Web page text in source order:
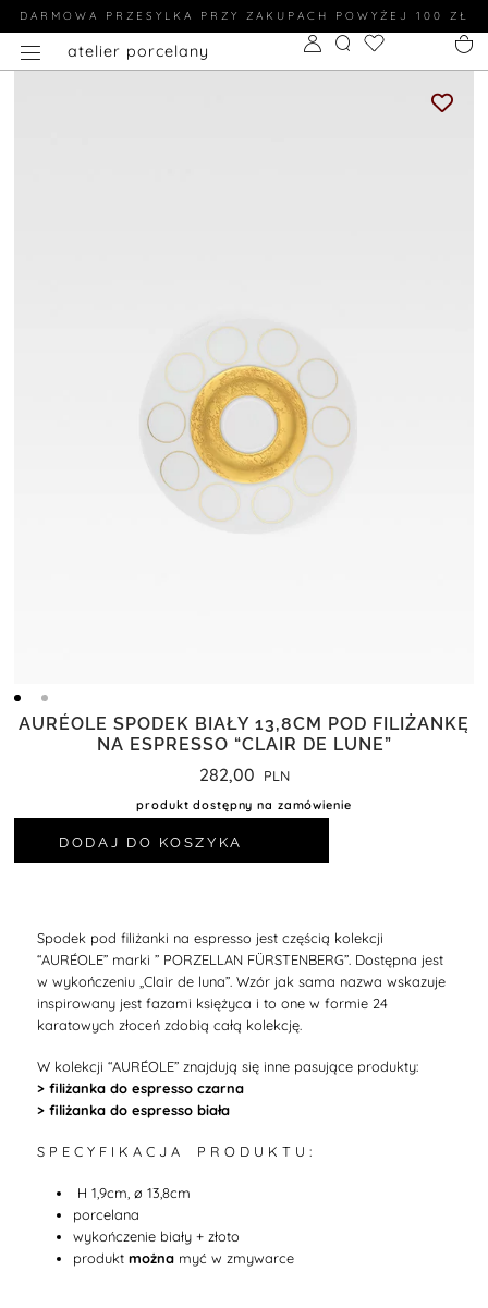
DARMOWA PRZESYLKA PRZY ZAKUPACH POWYŻEJ 100 ZŁ
atelier porcelany
AURÉOLE SPODEK BIAŁY 13,8CM POD FILIŻANKĘ
NA ESPRESSO “CLAIR DE LUNE”
282,00
produkt dostępny na zamówienie
DODAJ DO KOSZYKA
Spodek pod filiżanki na espresso jest częścią kolekcji
“AURÉOLE” marki ” PORZELLAN FÜRSTENBERG”. Dostępna jest
w wykończeniu „Clair de luna”. Wzór jak sama nazwa wskazuje
inspirowany jest fazami księżyca i to one w formie 24
karatowych złoceń zdobią całą kolekcję.
W kolekcji “AURÉOLE”znajdują się inne pasujące produkty:
> filiżanka do espresso czarna
> filiżanka do espresso biała
S P E C Y F I K A C J A P R O D U K T U :
H 1,9cm, ø 13,8cm
porcelana
wykończenie biały + złoto
produkt można myć w zmywarce